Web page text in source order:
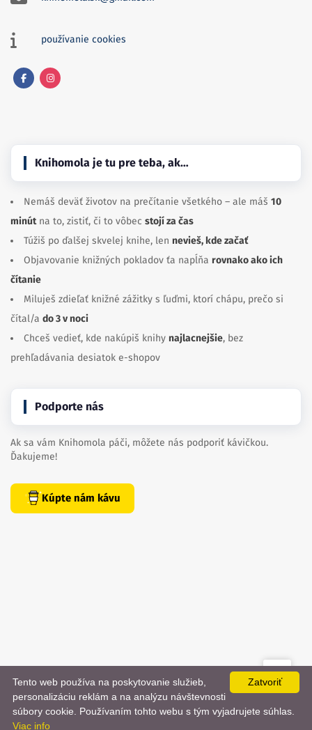
používanie cookies
Knihomola je tu pre teba, ak…
Nemáš deväť životov na prečítanie všetkého – ale máš 10
minútna to, zistiť, či to vôbec stojí za čas
Túžiš po ďalšej skvelej knihe, len nevieš, kde začať
Objavovanie knižných pokladov ťa napĺňa rovnako ako ich
čítanie
Miluješ zdieľať knižné zážitky s ľuďmi, ktorí chápu, prečo si
čítal/a do 3 v noci
Chceš vedieť, kde nakúpiš knihy najlacnejšie, bez
prehľadávania desiatok e-shopov
Podporte nás
Ak sa vám Knihomola páči, môžete nás podporiť kávičkou.
Ďakujeme!
Kúpte nám kávu
created bydanielhrenak.sk
📨
Zatvoriť
Tento web používa na poskytovanie služieb,
personalizáciu reklám a na analýzu návštevnosti
súbory cookie. Používaním tohto webu s tým vyjadrujete súhlas.
Viac info